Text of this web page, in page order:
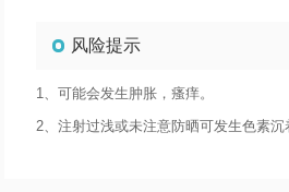
风险提示
1、可能会发生肿胀，瘙痒。
2、注射过浅或未注意防晒可发生色素沉